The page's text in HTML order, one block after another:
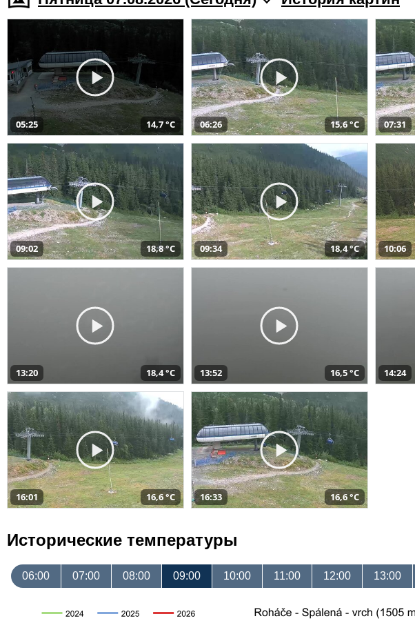
05:25 14,7 °C 06:26 15,6 °C 07:31
09:02 18,8 °C 09:34 18,4 °C 10:06
13:20 18,4 °C 13:52 16,5 °C 14:24
16:01 16,6 °C 16:33 16,6 °C
Исторические температуры
06:00 07:00 08:00 09:00 10:00 11:00 12:00 13:00